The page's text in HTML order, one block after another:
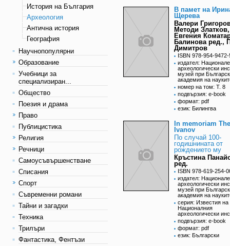
История на България
Археология
Антична история
География
Научнопопулярни
Образование
Учебници за
специализиран...
Общество
Поезия и драма
Право
Публицистика
Религия
Речници
Самоусъвършенстване
Списания
Спорт
Съвременни романи
Тайни и загадки
Техника
Трилъри
Фантастика, Фентъзи
В памет на
Щерева
Валери
Методи Златков,
Евгения
Балинова ред.,
Димитров
ISBN 978-954-
издател:
археологически
музей при
академия на
номер на том: Т. 8
подвързия: e-book
формат: pdf
език: Билингва
In memoriam
Ivanov
По случай 100-
годишнината от
рождението му
Кръстина
ред.
ISBN 978-619-254-
издател:
археологически
музей при
академия на
серия: Известия на
Националния
археологически
подвързия: e-book
формат: pdf
език: Български